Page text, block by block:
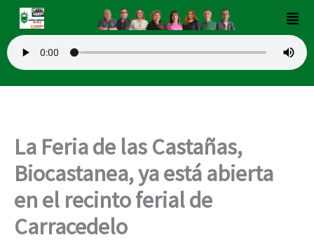
contenido
La Feria de las Castañas,
Biocastanea, ya está abierta
en el recinto ferial de
Carracedelo